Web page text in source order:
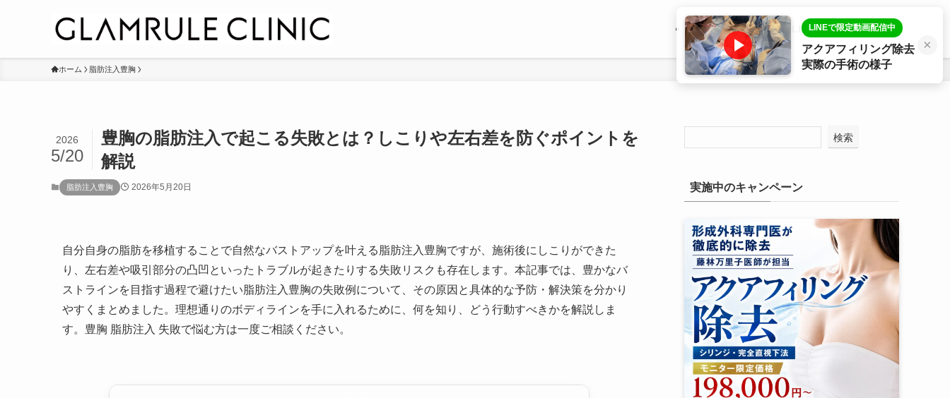
医師プロフィール LINE相談 症例写真
ホーム 脂肪注入豊胸
豊胸の脂肪注入で起こる失敗とは？しこりや左右差を防ぐポイントを
解説
2026
5/20
脂肪注入豊胸 2026年5月20日
自分自身の脂肪を移植することで自然なバストアップを叶える脂肪注入豊胸ですが、施術後にしこりができた
り、左右差や吸引部分の凸凹といったトラブルが起きたりする失敗リスクも存在します。本記事では、豊かなバ
ストラインを目指す過程で避けたい脂肪注入豊胸の失敗例について、その原因と具体的な予防・解決策を分かり
やすくまとめました。理想通りのボディラインを手に入れるために、何を知り、どう行動すべきかを解説しま
す。豊胸 脂肪注入 失敗で悩む方は一度ご相談ください。
検索
実施中のキャンペーン
×
LINEで限定動画配信中
アクアフィリング除去
実際の手術の様子